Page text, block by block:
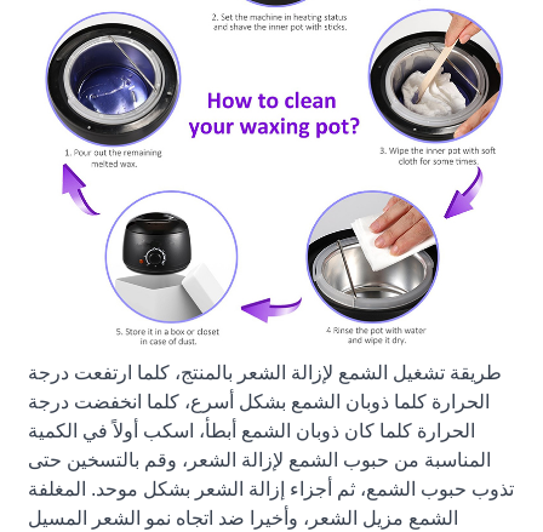
طريقة تشغيل الشمع لإزالة الشعر بالمنتج، كلما ارتفعت درجة
الحرارة كلما ذوبان الشمع بشكل أسرع، كلما انخفضت درجة
الحرارة كلما كان ذوبان الشمع أبطأ، اسكب أولاً في الكمية
المناسبة من حبوب الشمع لإزالة الشعر، وقم بالتسخين حتى
تذوب حبوب الشمع، ثم أجزاء إزالة الشعر بشكل موحد. المغلفة
الشمع مزيل الشعر، وأخيرا ضد اتجاه نمو الشعر المسيل